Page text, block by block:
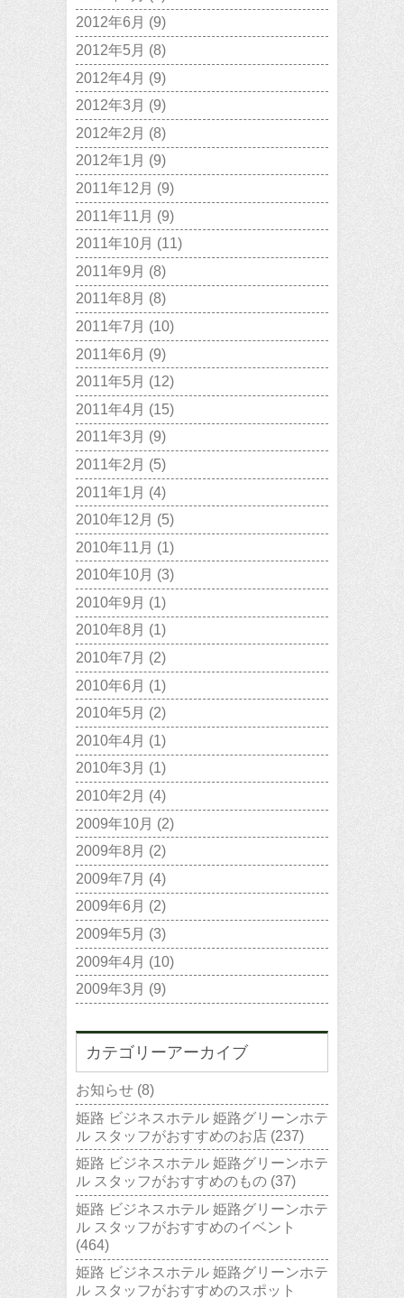
2012年6月 (9)
2012年5月 (8)
2012年4月 (9)
2012年3月 (9)
2012年2月 (8)
2012年1月 (9)
2011年12月 (9)
2011年11月 (9)
2011年10月 (11)
2011年9月 (8)
2011年8月 (8)
2011年7月 (10)
2011年6月 (9)
2011年5月 (12)
2011年4月 (15)
2011年3月 (9)
2011年2月 (5)
2011年1月 (4)
2010年12月 (5)
2010年11月 (1)
2010年10月 (3)
2010年9月 (1)
2010年8月 (1)
2010年7月 (2)
2010年6月 (1)
2010年5月 (2)
2010年4月 (1)
2010年3月 (1)
2010年2月 (4)
2009年10月 (2)
2009年8月 (2)
2009年7月 (4)
2009年6月 (2)
2009年5月 (3)
2009年4月 (10)
2009年3月 (9)
カテゴリーアーカイブ
お知らせ (8)
姫路 ビジネスホテル 姫路グリーンホテ
ル スタッフがおすすめのお店 (237)
姫路 ビジネスホテル 姫路グリーンホテ
ル スタッフがおすすめのもの (37)
姫路 ビジネスホテル 姫路グリーンホテ
ル スタッフがおすすめのイベント
(464)
姫路 ビジネスホテル 姫路グリーンホテ
ル スタッフがおすすめのスポット